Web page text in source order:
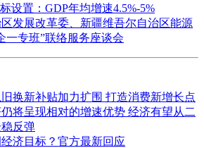
设置：GDP年均增速4.5%-5%
发展改革委、新疆维吾尔自治区能源
一专班”联络服务座谈会
换新补贴加力扩围 打造消费新增长点
将呈现相对的增速优势 经济有望从二
反弹
济目标？官方最新回应